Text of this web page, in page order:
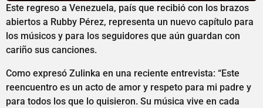
Este regreso a Venezuela, país que recibió con los brazos
abiertos a Rubby Pérez, representa un nuevo capítulo para
los músicos y para los seguidores que aún guardan con
cariño sus canciones.
Como expresó Zulinka en una reciente entrevista: “Este
reencuentro es un acto de amor y respeto para mi padre y
para todos los que lo quisieron. Su música vive en cada